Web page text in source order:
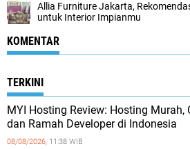
Allia Furniture Jakarta,
untuk Interior Impianmu
KOMENTAR
TERKINI
MYI Hosting Review: Hosting Murah,
dan Ramah Developer di Indonesia
08/08/2026, 11:38 WIB